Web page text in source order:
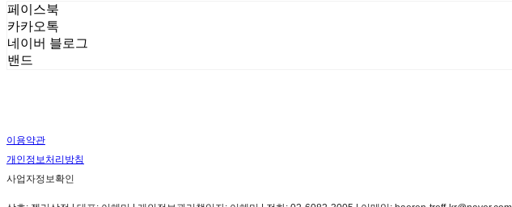
페이스북
카카오톡
네이버 블로그
밴드
이용약관
개인정보처리방침
사업자정보확인